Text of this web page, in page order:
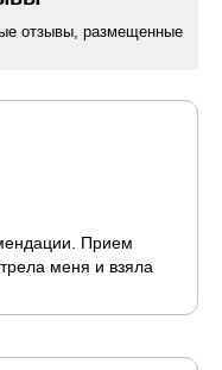
отзывы, размещенные
Прием
меня и взяла